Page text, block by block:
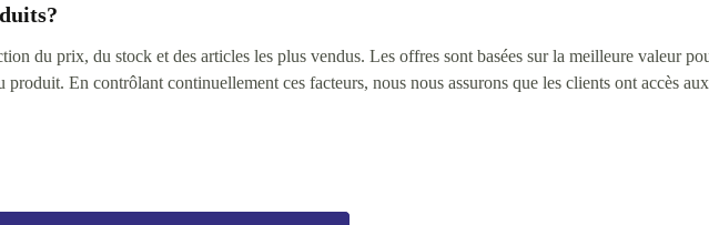
du prix, du stock et des articles les plus vendus. Les offres sont basées sur la meilleure valeur
En contrôlant continuellement ces facteurs, nous nous assurons que les clients ont accès